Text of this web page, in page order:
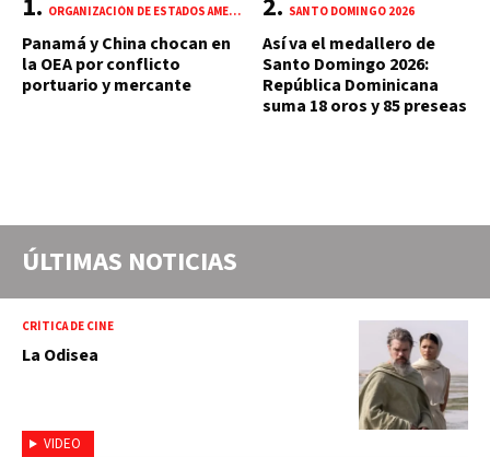
ORGANIZACIÓN DE ESTADOS AMERICANOS (OEA)
Panamá y China chocan en
la OEA por conflicto
portuario y mercante
SANTO DOMINGO 2026
Así va el medallero de
Santo Domingo 2026:
República Dominicana
suma 18 oros y 85 preseas
ÚLTIMAS NOTICIAS
VIDEO
CRÍTICA DE CINE
La Odisea